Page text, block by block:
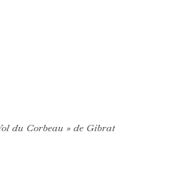
du Corbeau » de Gibrat